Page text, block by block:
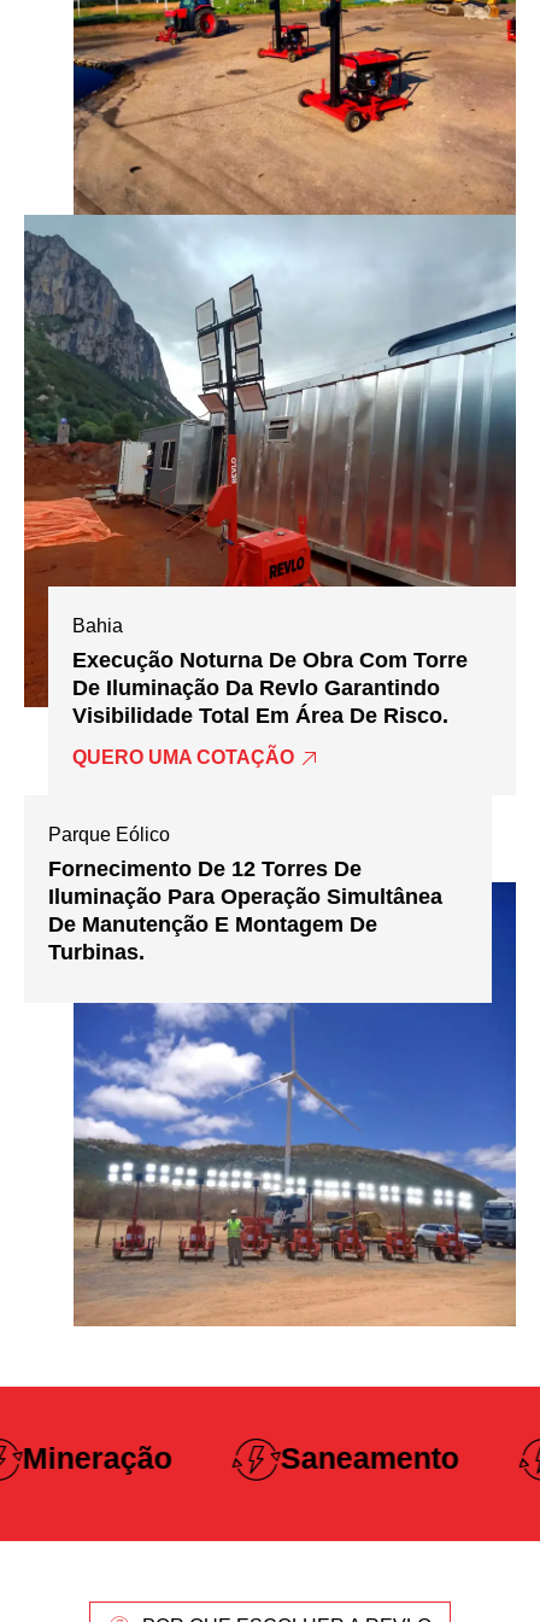
Bahia
Execução Noturna De Obra Com Torre
De Iluminação Da Revlo Garantindo
Visibilidade Total Em Área De Risco.
QUERO UMA COTAÇÃO
Parque Eólico
Fornecimento De 12 Torres De
Iluminação Para Operação Simultânea
De Manutenção E Montagem De
Turbinas.
Saneamento
Construção
Pesada